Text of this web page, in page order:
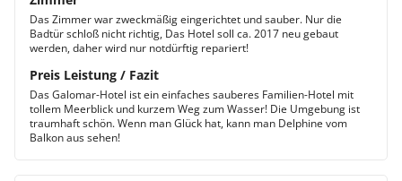
Das Zimmer war zweckmäßig eingerichtet und sauber. Nur die
Badtür schloß nicht richtig, Das Hotel soll ca. 2017 neu gebaut
werden, daher wird nur notdürftig repariert!
Preis Leistung / Fazit
Das Galomar-Hotel ist ein einfaches sauberes Familien-Hotel mit
tollem Meerblick und kurzem Weg zum Wasser! Die Umgebung ist
traumhaft schön. Wenn man Glück hat, kann man Delphine vom
Balkon aus sehen!